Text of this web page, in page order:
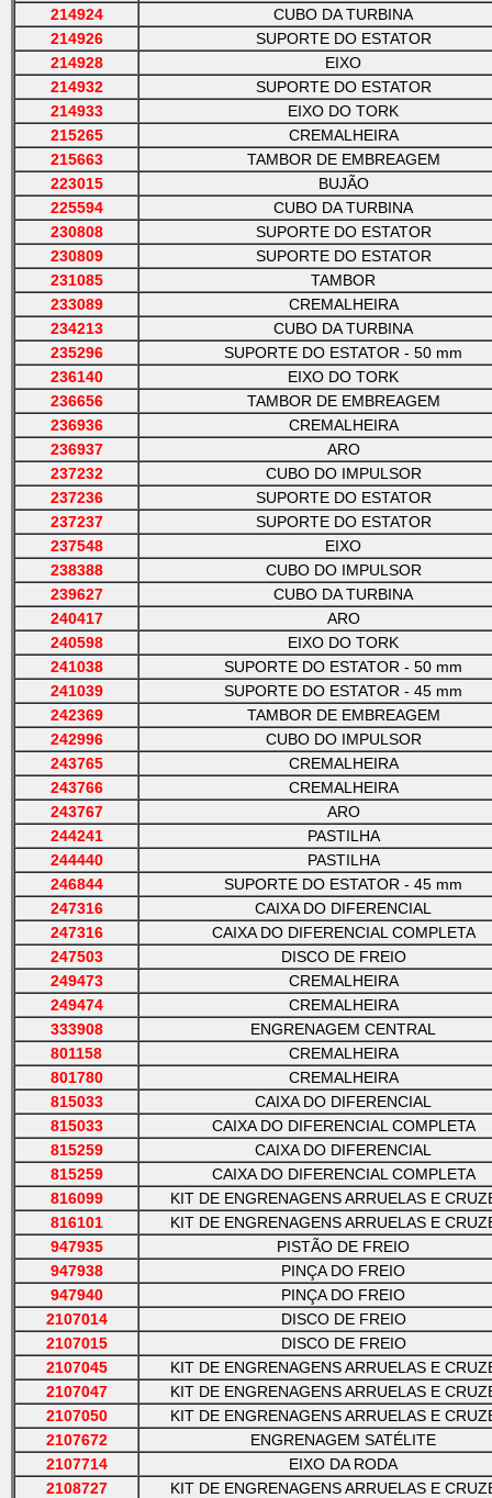
214924
CUBO DA TURBINA
214926
SUPORTE DO ESTATOR
214928
EIXO
214932
SUPORTE DO ESTATOR
214933
EIXO DO TORK
215265
CREMALHEIRA
215663
TAMBOR DE EMBREAGEM
223015
BUJÃO
225594
CUBO DA TURBINA
230808
SUPORTE DO ESTATOR
230809
SUPORTE DO ESTATOR
231085
TAMBOR
233089
CREMALHEIRA
234213
CUBO DA TURBINA
235296
SUPORTE DO ESTATOR - 50 mm
236140
EIXO DO TORK
236656
TAMBOR DE EMBREAGEM
236936
CREMALHEIRA
236937
ARO
237232
CUBO DO IMPULSOR
237236
SUPORTE DO ESTATOR
237237
SUPORTE DO ESTATOR
237548
EIXO
238388
CUBO DO IMPULSOR
239627
CUBO DA TURBINA
240417
ARO
240598
EIXO DO TORK
241038
SUPORTE DO ESTATOR - 50 mm
241039
SUPORTE DO ESTATOR - 45 mm
242369
TAMBOR DE EMBREAGEM
242996
CUBO DO IMPULSOR
243765
CREMALHEIRA
243766
CREMALHEIRA
243767
ARO
244241
PASTILHA
244440
PASTILHA
246844
SUPORTE DO ESTATOR - 45 mm
247316
CAIXA DO DIFERENCIAL
247316
CAIXA DO DIFERENCIAL COMPLETA
247503
DISCO DE FREIO
249473
CREMALHEIRA
249474
CREMALHEIRA
333908
ENGRENAGEM CENTRAL
801158
CREMALHEIRA
801780
CREMALHEIRA
815033
CAIXA DO DIFERENCIAL
815033
CAIXA DO DIFERENCIAL COMPLETA
815259
CAIXA DO DIFERENCIAL
815259
CAIXA DO DIFERENCIAL COMPLETA
816099
KIT DE ENGRENAGENS ARRUELAS E
816101
KIT DE ENGRENAGENS ARRUELAS E
947935
PISTÃO DE FREIO
947938
PINÇA DO FREIO
947940
PINÇA DO FREIO
2107014
DISCO DE FREIO
2107015
DISCO DE FREIO
2107045
KIT DE ENGRENAGENS ARRUELAS E
2107047
KIT DE ENGRENAGENS ARRUELAS E
2107050
KIT DE ENGRENAGENS ARRUELAS E
2107672
ENGRENAGEM SATÉLITE
2107714
EIXO DA RODA
2108727
KIT DE ENGRENAGENS ARRUELAS E